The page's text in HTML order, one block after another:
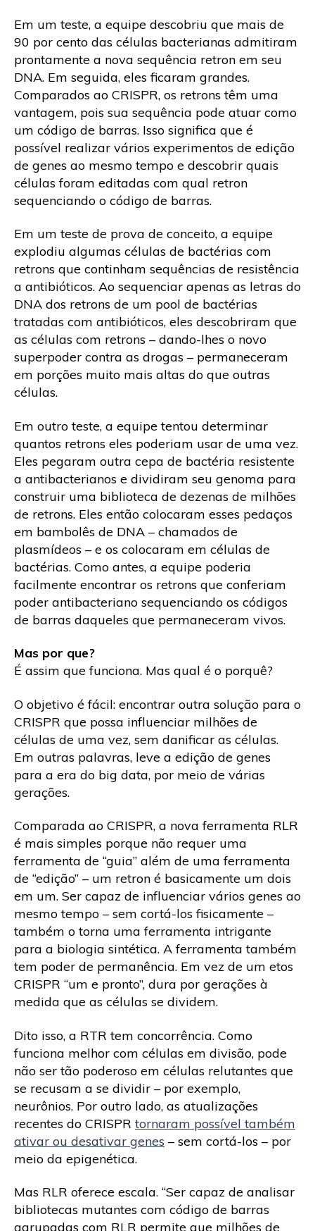
Em um teste, a equipe descobriu que mais de
90 por cento das células bacterianas admitiram
prontamente a nova sequência retron em seu
DNA. Em seguida, eles ficaram grandes.
Comparados ao CRISPR, os retrons têm uma
vantagem, pois sua sequência pode atuar como
um código de barras. Isso significa que é
possível realizar vários experimentos de edição
de genes ao mesmo tempo e descobrir quais
células foram editadas com qual retron
sequenciando o código de barras.
Em um teste de prova de conceito, a equipe
explodiu algumas células de bactérias com
retrons que continham sequências de resistência
a antibióticos. Ao sequenciar apenas as letras do
DNA dos retrons de um pool de bactérias
tratadas com antibióticos, eles descobriram que
as células com retrons – dando-lhes o novo
superpoder contra as drogas – permaneceram
em porções muito mais altas do que outras
células.
Em outro teste, a equipe tentou determinar
quantos retrons eles poderiam usar de uma vez.
Eles pegaram outra cepa de bactéria resistente
a antibacterianos e dividiram seu genoma para
construir uma biblioteca de dezenas de milhões
de retrons. Eles então colocaram esses pedaços
em bambolês de DNA – chamados de
plasmídeos – e os colocaram em células de
bactérias. Como antes, a equipe poderia
facilmente encontrar os retrons que conferiam
poder antibacteriano sequenciando os códigos
de barras daqueles que permaneceram vivos.
Mas por que?
É assim que funciona. Mas qual é o porquê?
O objetivo é fácil: encontrar outra solução para o
CRISPR que possa influenciar milhões de
células de uma vez, sem danificar as células.
Em outras palavras, leve a edição de genes
para a era do big data, por meio de várias
gerações.
Comparada ao CRISPR, a nova ferramenta RLR
é mais simples porque não requer uma
ferramenta de “guia” além de uma ferramenta
de “edição” – um retron é basicamente um dois
em um. Ser capaz de influenciar vários genes ao
mesmo tempo – sem cortá-los fisicamente –
também o torna uma ferramenta intrigante
para a biologia sintética. A ferramenta também
tem poder de permanência. Em vez de um etos
CRISPR “um e pronto”, dura por gerações à
medida que as células se dividem.
Dito isso, a RTR tem concorrência. Como
funciona melhor com células em divisão, pode
não ser tão poderoso em células relutantes que
se recusam a se dividir – por exemplo,
neurônios. Por outro lado, as atualizações
recentes do CRISPR tornaram possível também
ativar ou desativar genes – sem cortá-los – por
meio da epigenética.
Mas RLR oferece escala. “Ser capaz de analisar
bibliotecas mutantes com código de barras
agrupadas com RLR permite que milhões de